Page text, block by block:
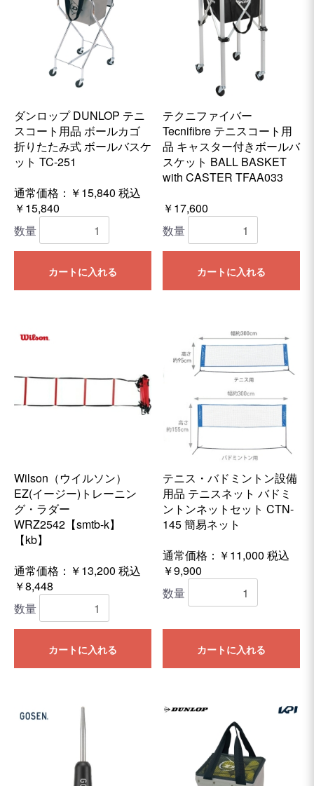
ダンロップ DUNLOP テニ
スコート用品 ボールカゴ
折りたたみ式 ボールバスケ
ット TC-251
通常価格：￥15,840 税込
￥15,840
数量
カートに入れる
テクニファイバー
Tecnifibre テニスコート用
品 キャスター付きボールバ
スケット BALL BASKET
with CASTER TFAA033
￥17,600
数量
カートに入れる
Wilson（ウイルソン）
EZ(イージー)トレーニン
グ・ラダー
WRZ2542【smtb-k】
【kb】
通常価格：￥13,200 税込
￥8,448
数量
カートに入れる
テニス・バドミントン設備
用品 テニスネット バドミ
ントンネットセット CTN-
145 簡易ネット
通常価格：￥11,000 税込
￥9,900
数量
カートに入れる